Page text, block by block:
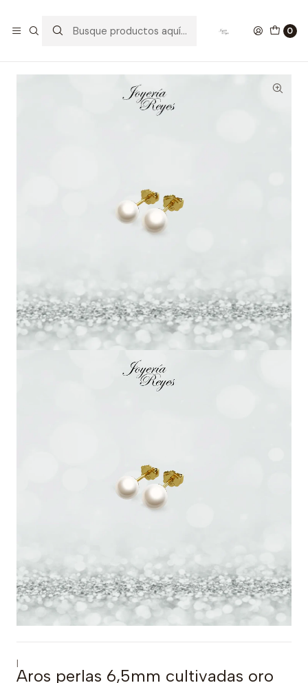
0
Aros perlas 6,5mm cultivadas oro rosado o amarillo, 18
kilates, 1.4 grs aprox
|
Aros perlas 6,5mm cultivadas oro